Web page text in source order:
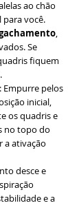
ao chão
você.
,
Se
fiquem
: Empurre pelos
inicial,
os quadris e
no topo do
a ativação
desce e
e a